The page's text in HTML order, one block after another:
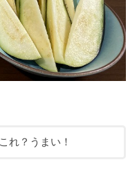
れ？うまい！